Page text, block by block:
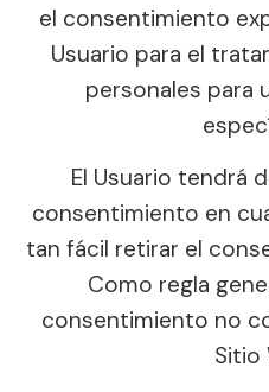
el consentimiento
Usuario para el
personales para
El Usuario tendrá
consentimiento en
tan fácil retirar el
Como regla
consentimiento no
Sitio